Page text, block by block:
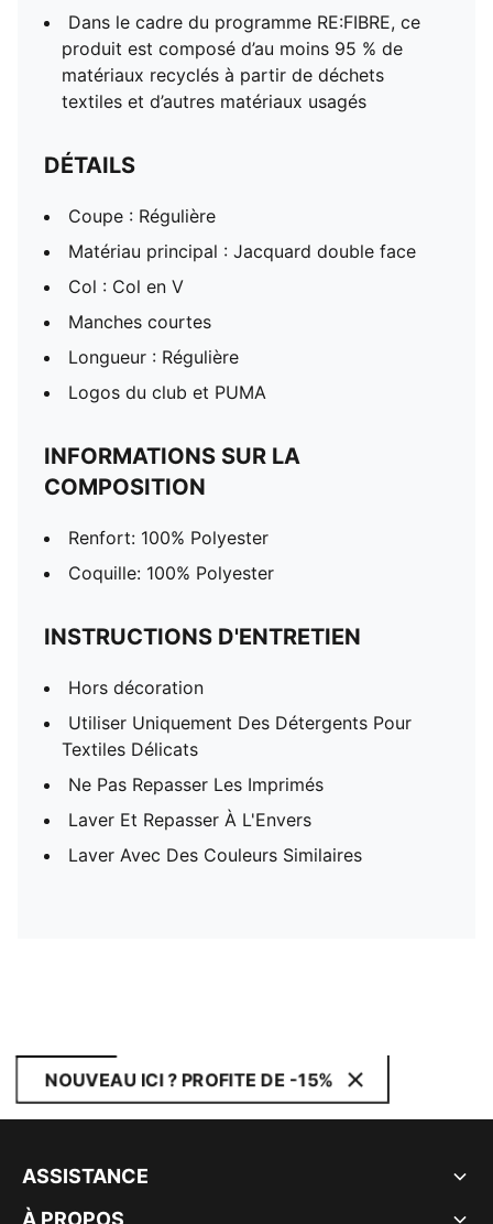
Dans le cadre du programme RE:FIBRE, ce
produit est composé d’au moins 95 % de
matériaux recyclés à partir de déchets
textiles et d’autres matériaux usagés
DÉTAILS
Coupe : Régulière
Matériau principal : Jacquard double face
Col : Col en V
Manches courtes
Longueur : Régulière
Logos du club et PUMA
INFORMATIONS SUR LA
COMPOSITION
Renfort: 100% Polyester
Coquille: 100% Polyester
INSTRUCTIONS D'ENTRETIEN
Hors décoration
Utiliser Uniquement Des Détergents Pour
Textiles Délicats
Ne Pas Repasser Les Imprimés
Laver Et Repasser À L'Envers
Laver Avec Des Couleurs Similaires
NOUVEAU ICI ? PROFITE DE -15%
ASSISTANCE
À PROPOS